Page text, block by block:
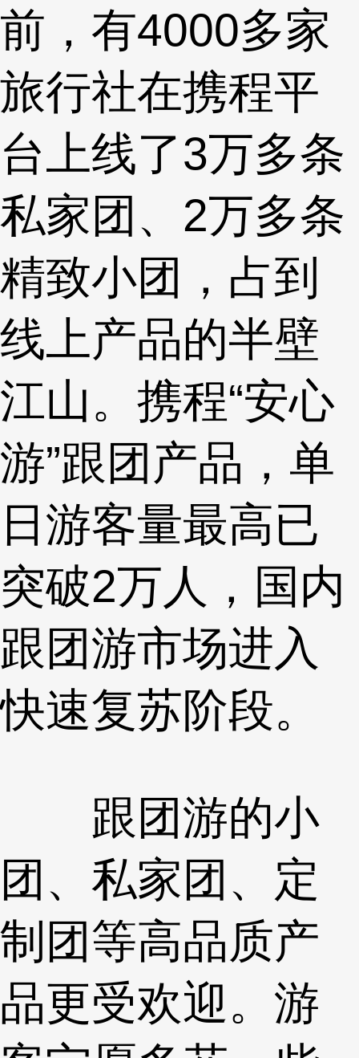
前，有4000多家
旅行社在携程平
台上线了3万多条
私家团、2万多条
精致小团，占到
线上产品的半壁
江山。携程“安心
游”跟团产品，单
日游客量最高已
突破2万人，国内
跟团游市场进入
快速复苏阶段。
跟团游的小
团、私家团、定
制团等高品质产
品更受欢迎。游